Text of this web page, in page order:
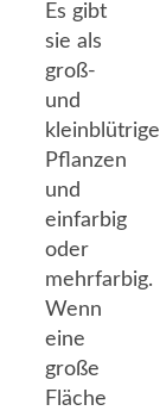
Es gibt
sie als
groß-
und
kleinblütrige
Pflanzen
und
einfarbig
oder
mehrfarbig.
Wenn
eine
große
Fläche